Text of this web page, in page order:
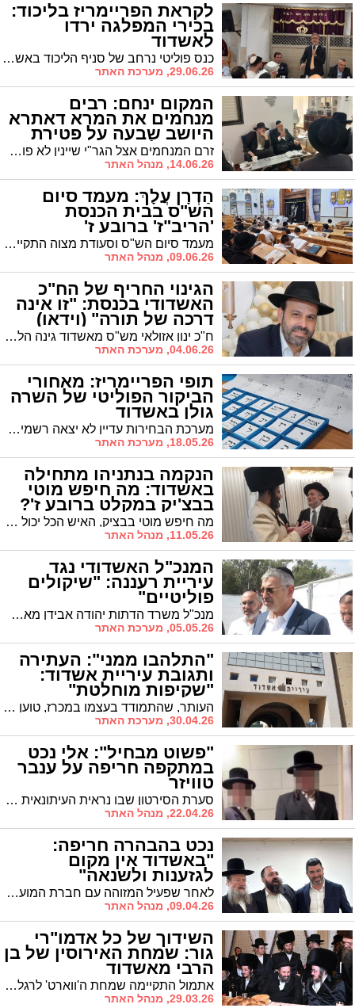
לקראת הפריימריז בליכוד:
בכירי המפלגה ירדו
לאשדוד
כנס פוליטי נרחב של סניף הליכוד באשדוד בשילוב הקהילה הצרפתית המקומית נערך אמש בעיר, בהובלתם של מובילי הדעה המקומיים אשר נהון וז׳אן-קלוד בן חמו. המפגש, שנועד לחזק את השורות לקראת המערכות הבאות, משך אליו שורה של בכירים מהנהגת התנועה לצד מועמדים בולטים ברשימה הארצית והמחוזית
29.06.26, מערכת האתר
המקום ינחם: רבים
מנחמים את המרא דאתרא
היושב שבעה על פטירת
אחיו ז"ל זרם המנחמים אצל הגר"י שיינין לא פוסק. מי זכה לברכת החזון איש זצוק"ל כחודש לפני הסתלקותו? ביום שני בערב יתקיים ניחום אבלים בביתו של המרא דאתרא הגר"י שייניין
14.06.26, מנהל האתר
הַדְרָן עֲלָךְ: מעמד סיום
הש"ס בבית הכנסת
'הריב"ז' ברובע ז'
מעמד סיום הש"ס וסעודת מצוה התקיים בבית הכנסת הריב"ז ברובע ז' במעמד הגה"צ רבי מאיר כהן שליט"א. המעמד הוקדש לע"נ אביו של התורם מחזיק הכולל הגדול ב'יומא דפגרא'
09.06.26, מנהל האתר
הגינוי החריף של הח"כ
האשדודי בכנסת: "זו אינה
דרכה של תורה" (וידאו)
ח"כ ינון אזולאי מש"ס מאשדוד גינה הלילה במליאת הכנסת את אירועי האלימות כלפי השופט נעם סולברג, ובכלל זה ההטרדות שנרשמו סמוך לביתו. "להגיע לביתו של עובד ציבור, להטריד את בני משפחתו ולפגוע בשגרת חייהם — זו אינה דרכה של תורה", אמר. "אני מגנה באופן חד-משמעי כל גילוי של אלימות והסתה"
04.06.26, מערכת האתר
תופי הפריימריז: מאחורי
הביקור הפוליטי של השרה
גולן באשדוד
מערכת הבחירות עדיין לא יצאה רשמית לדרך אבל הלמות תופי הפריימריז בליכוד כבר מכים באוויר. השרה מאי גולן, שרת השוויון החברתי וקידום מעמד האישה, ביקרה אתמול בסניף הליכוד באשדוד - והמסר היה ברור: הקרקע מתחילה להתחמם
18.05.26, מערכת האתר
הנקמה בנתניהו מתחילה
באשדוד: מה חיפש מוטי
בבצ'יק במקלט ברובע ז'?
מה חיפש מוטי בבציק, האיש הכל יכול בחסידות גור, ביום חמישי האחרון באשדוד? מתברר שהוא אינו מפזר איומים סתם ולאחר שהבטיח כי יפיל את נתניהו הוא כבר החל לפעול בתוך ביתו שלו - במפלגת הליכוד. האם לנתניהו יש סיבה לדאוג?
11.05.26, מנהל האתר
המנכ"ל האשדודי נגד
עיריית רעננה: "שיקולים
פוליטיים"
מנכ"ל משרד הדתות יהודה אבידן מאשדוד שיגר מכתב חריף לראש עיריית רעננה חיים ברוידא, לאחר שהאחרון האשים את המשרד באי-העברת תקציבים לתחזוקת המקוואות בעיר.
05.05.26, מערכת האתר
"התלהבו ממני": העתירה
ותגובת עיריית אשדוד:
"שקיפות מוחלטת"
העותר, שהתמודד בעצמו במכרז, טוען כי עמד בכל תנאי הסף ואף קיבל לדבריו את הציון הגבוה ביותר במבחני ההתאמה של מכון פילת, אך למרות זאת לא נבחר. עיריית אשדוד: "ועדות הבחינה כוללות נציגי ציבור ונציגי משרד הפנים ומתנהלות במקצועיות ובשקיפות מלאה"
30.04.26, מערכת האתר
"פשוט מבחיל": אלי נכט
במתקפה חריפה על ענבר
טוויזר
סערת הסירטון שבו נראית העיתונאית ענבר טוויזר משפילה בחורי ישיבה הגיעה לאשדוד. סגרה"ע אלי נכט במתקפה חריפה
22.04.26, מנהל האתר
נכט בהבהרה חריפה:
"באשדוד אין מקום
לגזענות ולשנאה"
לאחר שפעיל המזוהה עם חברת המועצה הלן גלבר פער את פיו נגד הציבור הספרדי, מבהיר נכט כי הדברים אינם מקובלים עליו והוא דורש לגנותם: "אין מקום לפלגנות ולשנאה"
09.04.26, מנהל האתר
השידוך של כל אדמו"רי
גור: שמחת האירוסין של בן
הרבי מאשדוד
אתמול התקיימה שמחת ה'ווארט' לרגל אירושי בן הרב שלמה צבי אלתר, בנו האשדודי של האדמו"ר מגור, עם נכדת ה'פני מנחם'
29.03.26, מנהל האתר